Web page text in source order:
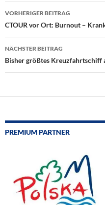
Beitragsnavigation
VORHERIGER BEITRAG
CTOUR vor Ort: Burnout –
NÄCHSTER BEITRAG
Bisher größtes Kreuzfahrtschiff
PREMIUM PARTNER